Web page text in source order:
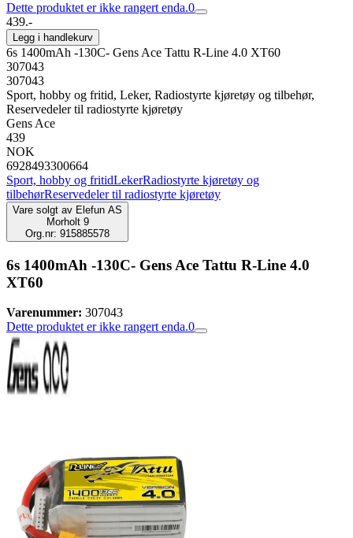
Dette produktet er ikke rangert enda.0
439.-
Legg i handlekurv
6s 1400mAh -130C- Gens Ace Tattu R-Line 4.0 XT60
307043
307043
Sport, hobby og fritid, Leker, Radiostyrte kjøretøy og tilbehør,
Reservedeler til radiostyrte kjøretøy
Gens Ace
439
NOK
6928493300664
Sport, hobby og fritidLekerRadiostyrte kjøretøy og
tilbehørReservedeler til radiostyrte kjøretøy
Vare solgt av Elefun AS
Morholt 9
Org.nr: 915885578
6s 1400mAh -130C- Gens Ace Tattu R-Line 4.0
XT60
Varenummer: 307043
Dette produktet er ikke rangert enda.0